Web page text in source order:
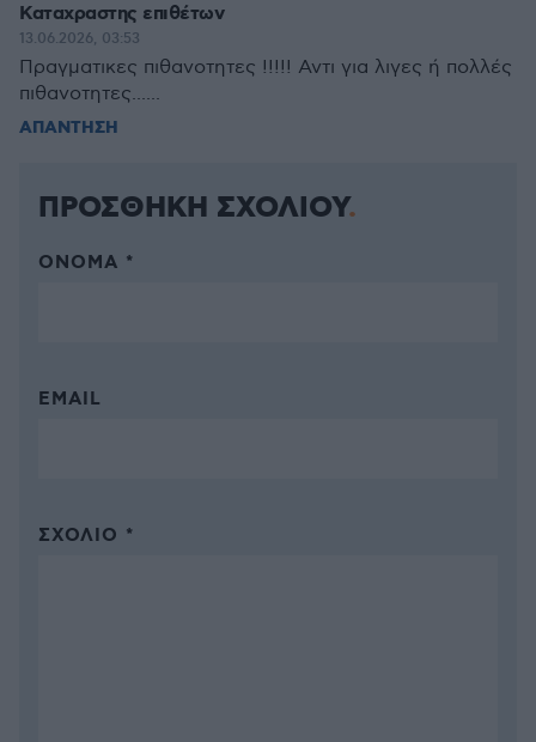
Καταχραστης επιθέτων
13.06.2026, 03:53
Πραγματικες πιθανοτητες !!!!! Αντι για λιγες ή πολλές
πιθανοτητες......
ΑΠΑΝΤΗΣΗ
ΠΡΟΣΘΗΚΗ ΣΧΟΛΙΟΥ
ΌΝΟΜΑ *
EMAIL
ΣΧΌΛΙΟ *